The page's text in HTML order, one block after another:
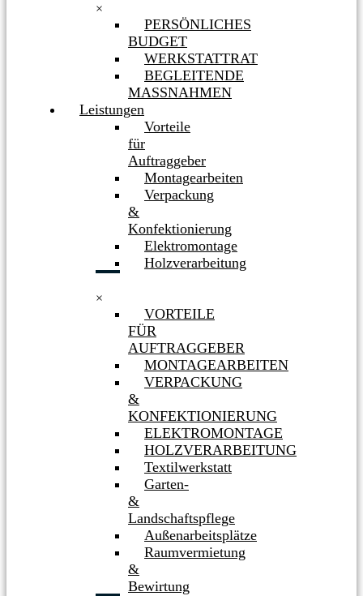
×
PERSÖNLICHES
BUDGET
WERKSTATTRAT
BEGLEITENDE
MASSNAHMEN
Leistungen
Vorteile
für
Auftraggeber
Montagearbeiten
Verpackung
&
Konfektionierung
Elektromontage
Holzverarbeitung
×
VORTEILE
FÜR
AUFTRAGGEBER
MONTAGEARBEITEN
VERPACKUNG
&
KONFEKTIONIERUNG
ELEKTROMONTAGE
HOLZVERARBEITUNG
Textilwerkstatt
Garten-
&
Landschaftspflege
Außenarbeitsplätze
Raumvermietung
&
Bewirtung